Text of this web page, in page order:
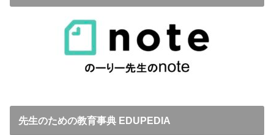
先生のための教育事典 EDUPEDIA